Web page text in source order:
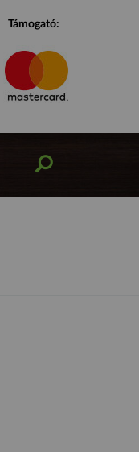
Támogató: